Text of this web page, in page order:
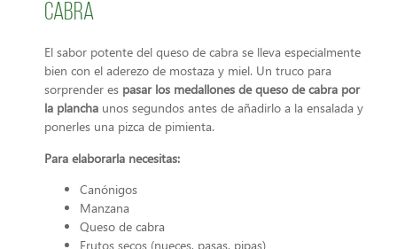
cabra
El sabor potente del queso de cabra se lleva especialmente
bien con el aderezo de mostaza y miel. Un truco para
sorprender es pasar los medallones de queso de cabra por
la plancha unos segundos antes de añadirlo a la ensalada y
ponerles una pizca de pimienta.
Para elaborarla necesitas:
Canónigos
Manzana
Queso de cabra
Frutos secos (nueces, pasas, pipas)